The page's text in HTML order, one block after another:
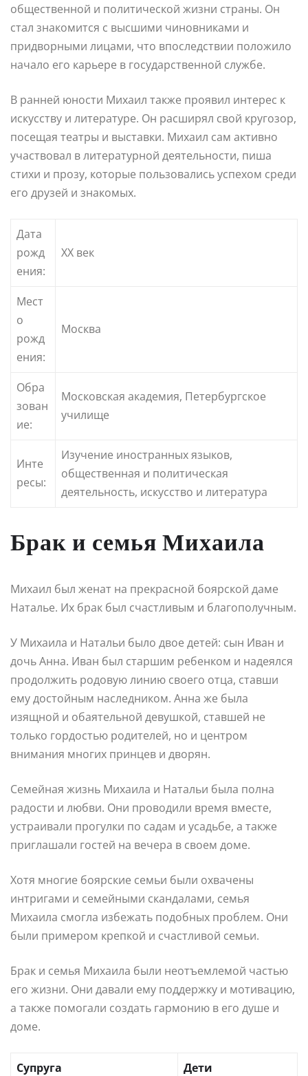
общественной и политической жизни страны. Он
стал знакомится с высшими чиновниками и
придворными лицами, что впоследствии положило
начало его карьере в государственной службе.
В ранней юности Михаил также проявил интерес к
искусству и литературе. Он расширял свой кругозор,
посещая театры и выставки. Михаил сам активно
участвовал в литературной деятельности, пиша
стихи и прозу, которые пользовались успехом среди
его друзей и знакомых.
Дата
рожд
ения:
XX век
Мест
о
рожд
ения:
Москва
Обра
зован
ие:
Московская академия, Петербургское
училище
Инте
ресы:
Изучение иностранных языков,
общественная и политическая
деятельность, искусство и литература
Брак и семья Михаила
Михаил был женат на прекрасной боярской даме
Наталье. Их брак был счастливым и благополучным.
У Михаила и Натальи было двое детей: сын Иван и
дочь Анна. Иван был старшим ребенком и надеялся
продолжить родовую линию своего отца, ставши
ему достойным наследником. Анна же была
изящной и обаятельной девушкой, ставшей не
только гордостью родителей, но и центром
внимания многих принцев и дворян.
Семейная жизнь Михаила и Натальи была полна
радости и любви. Они проводили время вместе,
устраивали прогулки по садам и усадьбе, а также
приглашали гостей на вечера в своем доме.
Хотя многие боярские семьи были охвачены
интригами и семейными скандалами, семья
Михаила смогла избежать подобных проблем. Они
были примером крепкой и счастливой семьи.
Брак и семья Михаила были неотъемлемой частью
его жизни. Они давали ему поддержку и мотивацию,
а также помогали создать гармонию в его душе и
доме.
Супруга
Дети